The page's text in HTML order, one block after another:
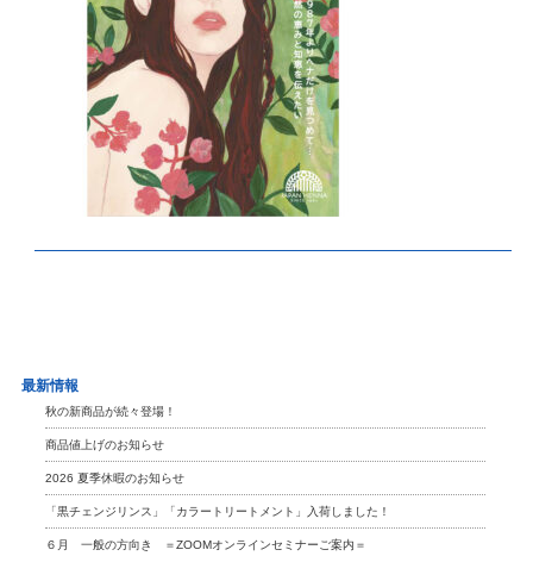
最新情報
秋の新商品が続々登場！
商品値上げのお知らせ
2026 夏季休暇のお知らせ
「黒チェンジリンス」「カラートリートメント」入荷しました！
６月 一般の方向き ＝ZOOMオンラインセミナーご案内＝